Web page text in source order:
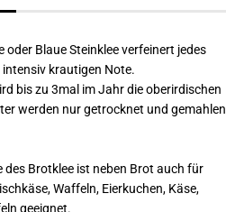
oder Blaue Steinklee verfeinert jedes
krautigen Note.
bis zu 3mal im Jahr die oberirdischen
werden nur getrocknet und gemahlen
des Brotklee ist neben Brot auch für
Waffeln, Eierkuchen, Käse,
geeignet.